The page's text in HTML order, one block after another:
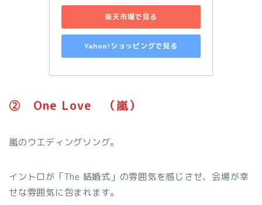
楽天市場で見る
Yahoo!ショッピングで見る
➁ One Love （嵐）
嵐のウエディングソング。
イントロが「The 結婚式」の雰囲気を感じさせ、会場が幸
せな雰囲気に包まれます。